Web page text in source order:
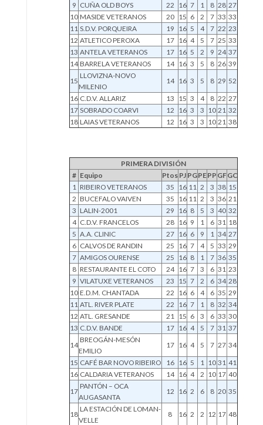
9 CUÑA OLD BOYS 22 16 7 1 8 28 27
10 MASIDE VETERANOS 20 15 6 2 7 33 33
11 S.D.V. PORQUEIRA 19 16 5 4 7 22 23
12 ATLETICO PEROXA 17 16 4 5 7 25 33
13 ANTELA VETERANOS 17 16 5 2 9 24 37
14 BARRELA VETERANOS 14 16 3 5 8 26 39
15
LLOVIZNA-NOVO
MILENIO
14 16 3 5 8 29 52
16 C.D.V. ALLARIZ 13 15 3 4 8 22 27
17 SOBRADO COARVI 12 16 3 3 10 21 32
18 LAIAS VETERANOS 12 16 3 3 10 21 38
PRIMERA DIVISIÓN
# Equipo Ptos PJ PGPEPP GFGC
1 RIBEIRO VETERANOS 35 16 11 2 3 38 15
2 BUCEFALO VAIVEN 35 16 11 2 3 36 21
3 LALIN-2001 29 16 8 5 3 40 32
4 C.D.V. FRANCELOS 28 16 9 1 6 31 18
5 A.A. CLINIC 27 16 6 9 1 34 27
6 CALVOS DE RANDIN 25 16 7 4 5 33 29
7 AMIGOS OURENSE 25 16 8 1 7 36 35
8 RESTAURANTE EL COTO 24 16 7 3 6 31 23
9 VILATUXE VETERANOS 23 15 7 2 6 34 28
10 E.D.M. CHANTADA 22 16 6 4 6 35 29
11 ATL. RIVER PLATE 22 16 7 1 8 32 34
12 ATL. GRESANDE 21 15 6 3 6 33 30
13 C.D.V. BANDE 17 16 4 5 7 31 37
14
BREOGÁN-MESÓN
EMILIO
17 16 4 5 7 27 34
15 CAFÉ BAR NOVO RIBEIRO 16 16 5 1 10 31 41
16 CALDARIA VETERANOS 14 16 4 2 10 17 40
17
PANTÓN – OCA
AUGASANTA
12 16 2 6 8 20 35
18
LA ESTACIÓN DE LOMAN-
VELLE
8 16 2 2 12 17 48